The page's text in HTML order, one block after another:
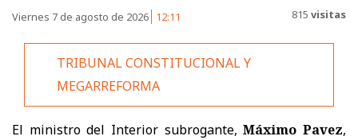
Viernes 7 de agosto de 2026 12:11 815 visitas
TRIBUNAL CONSTITUCIONAL Y
MEGARREFORMA
El ministro del Interior subrogante,Máximo Pavez,